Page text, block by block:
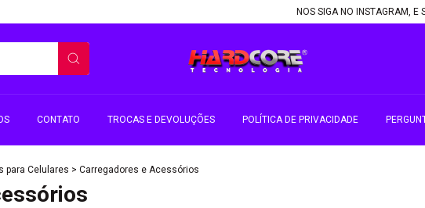
NOS SIGA NO INSTAGRAM, E
CONTATO TROCAS E DEVOLUÇÕES POLÍTICA DE PRIVACIDADE
para Celulares > Carregadores e Acessórios